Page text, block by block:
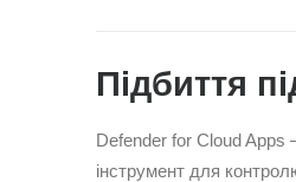
Підбиття
Defender for Cloud
інструмент для